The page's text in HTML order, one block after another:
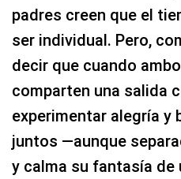
padres creen que el
ser individual. Pero,
decir que cuando
comparten una salida
experimentar alegría y
juntos —aunque
y calma su fantasía de